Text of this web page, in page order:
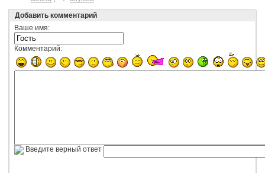
Добавить комментарий
Ваше имя:
Комментарий:
Введите верный ответ